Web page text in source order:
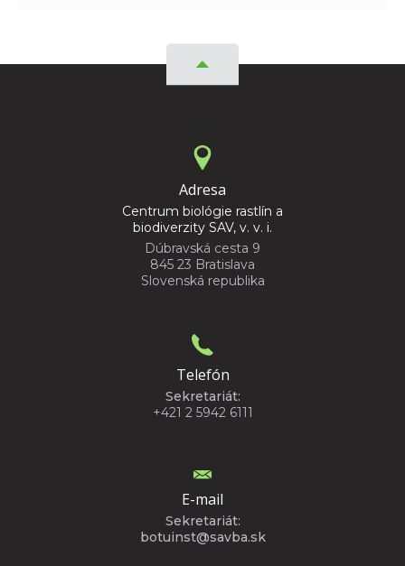
Adresa
Centrum biológie rastlín a
biodiverzity SAV, v. v. i.
Dúbravská cesta 9
845 23 Bratislava
Slovenská republika
Telefón
Sekretariát:
+421 2 5942 6111
E-mail
Sekretariát:
botuinst@savba.sk